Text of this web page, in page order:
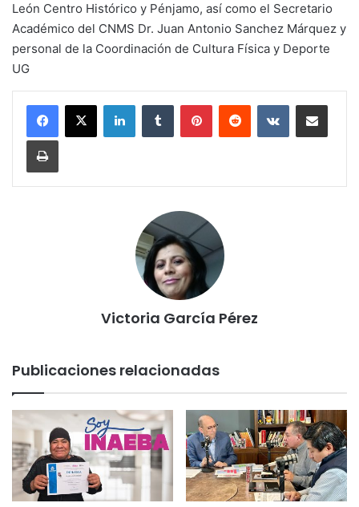
León Centro Histórico y Pénjamo, así como el Secretario
Académico del CNMS Dr. Juan Antonio Sanchez Márquez y
personal de la Coordinación de Cultura Física y Deporte
UG
LinkedInTumblr PinterestReddit VKontakteCompartir por
Imprimir
Victoria García Pérez
Publicaciones relacionadas